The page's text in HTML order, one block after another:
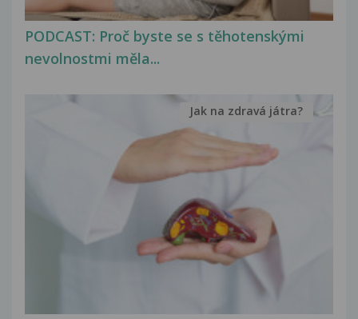
PODCAST: Proč byste se s těhotenskými
nevolnostmi měla...
Jak na zdravá játra?